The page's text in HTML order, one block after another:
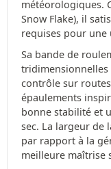
météorologiques.
Snow Flake), il
requises pour
Sa bande de
tridimensionnelles
contrôle sur
épaulements
bonne stabilité et
sec. La largeur de
par rapport à la
meilleure maîtrise